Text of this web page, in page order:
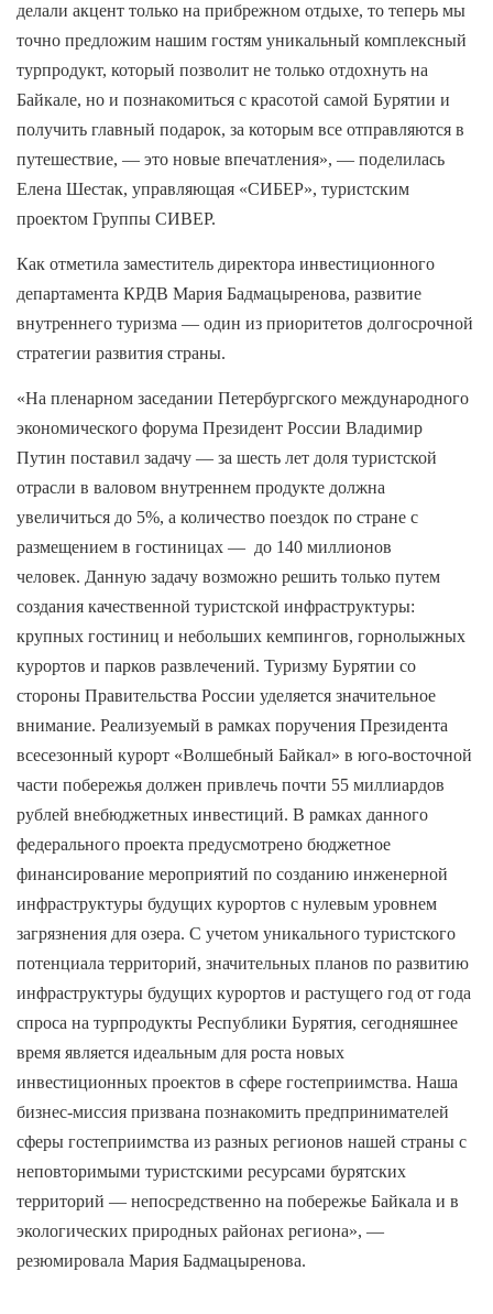
делали акцент только на прибрежном отдыхе, то теперь мы
точно предложим нашим гостям уникальный комплексный
турпродукт, который позволит не только отдохнуть на
Байкале, но и познакомиться с красотой самой Бурятии и
получить главный подарок, за которым все отправляются в
путешествие, — это новые впечатления», — поделилась
Елена Шестак, управляющая «СИБЕР», туристским
проектом Группы СИВЕР.
Как отметила заместитель директора инвестиционного
департамента КРДВ Мария Бадмацыренова, развитие
внутреннего туризма — один из приоритетов долгосрочной
стратегии развития страны.
«На пленарном заседании Петербургского международного
экономического форума Президент России Владимир
Путин поставил задачу — за шесть лет доля туристской
отрасли в валовом внутреннем продукте должна
увеличиться до 5%, а количество поездок по стране с
размещением в гостиницах — до 140 миллионов
человек. Данную задачу возможно решить только путем
создания качественной туристской инфраструктуры:
крупных гостиниц и небольших кемпингов, горнолыжных
курортов и парков развлечений. Туризму Бурятии со
стороны Правительства России уделяется значительное
внимание. Реализуемый в рамках поручения Президента
всесезонный курорт «Волшебный Байкал» в юго-восточной
части побережья должен привлечь почти 55 миллиардов
рублей внебюджетных инвестиций. В рамках данного
федерального проекта предусмотрено бюджетное
финансирование мероприятий по созданию инженерной
инфраструктуры будущих курортов с нулевым уровнем
загрязнения для озера. С учетом уникального туристского
потенциала территорий, значительных планов по развитию
инфраструктуры будущих курортов и растущего год от года
спроса на турпродукты Республики Бурятия, сегодняшнее
время является идеальным для роста новых
инвестиционных проектов в сфере гостеприимства. Наша
бизнес-миссия призвана познакомить предпринимателей
сферы гостеприимства из разных регионов нашей страны с
неповторимыми туристскими ресурсами бурятских
территорий — непосредственно на побережье Байкала и в
экологических природных районах региона», —
резюмировала Мария Бадмацыренова.